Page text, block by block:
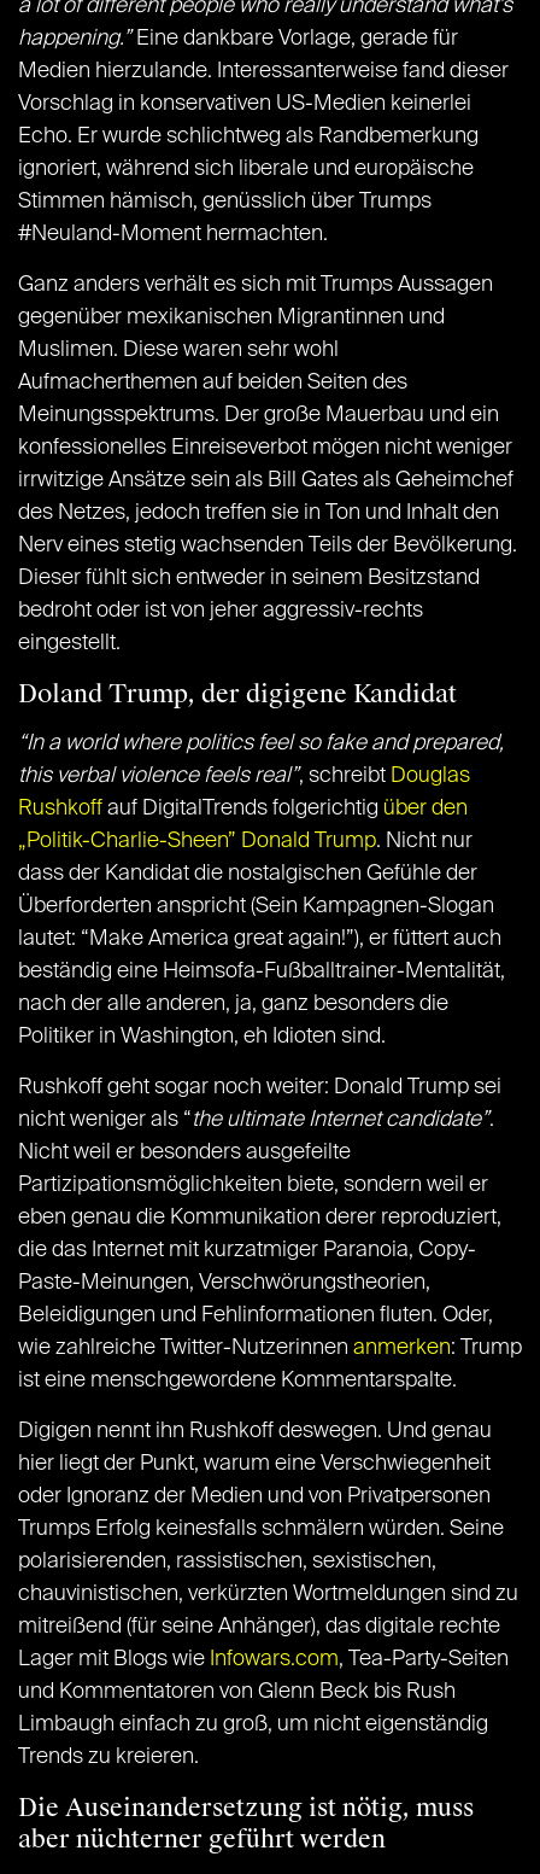
a lot of different people who really understand what’s
happening.”Eine dankbare Vorlage, gerade für
Medien hierzulande. Interessanterweise fand dieser
Vorschlag in konservativen US-Medien keinerlei
Echo. Er wurde schlichtweg als Randbemerkung
ignoriert, während sich liberale und europäische
Stimmen hämisch, genüsslich über Trumps
#Neuland-Moment hermachten.
Ganz anders verhält es sich mit Trumps Aussagen
gegenüber mexikanischen Migrantinnen und
Muslimen. Diese waren sehr wohl
Aufmacherthemen auf beiden Seiten des
Meinungsspektrums. Der große Mauerbau und ein
konfessionelles Einreiseverbot mögen nicht weniger
irrwitzige Ansätze sein als Bill Gates als Geheimchef
des Netzes, jedoch treffen sie in Ton und Inhalt den
Nerv eines stetig wachsenden Teils der Bevölkerung.
Dieser fühlt sich entweder in seinem Besitzstand
bedroht oder ist von jeher aggressiv-rechts
eingestellt.
Doland Trump, der digigene Kandidat
“In a world where politics feel so fake and prepared,
this verbal violence feels real”, schreibt Douglas
Rushkoff auf DigitalTrends folgerichtig über den
„Politik-Charlie-Sheen” Donald Trump. Nicht nur
dass der Kandidat die nostalgischen Gefühle der
Überforderten anspricht (Sein Kampagnen-Slogan
lautet: “Make America great again!”), er füttert auch
beständig eine Heimsofa-Fußballtrainer-Mentalität,
nach der alle anderen, ja, ganz besonders die
Politiker in Washington, eh Idioten sind.
Rushkoff geht sogar noch weiter: Donald Trump sei
nicht weniger als “the ultimate Internet candidate”.
Nicht weil er besonders ausgefeilte
Partizipationsmöglichkeiten biete, sondern weil er
eben genau die Kommunikation derer reproduziert,
die das Internet mit kurzatmiger Paranoia, Copy-
Paste-Meinungen, Verschwörungstheorien,
Beleidigungen und Fehlinformationen fluten. Oder,
wie zahlreiche Twitter-Nutzerinnen anmerken: Trump
ist eine menschgewordene Kommentarspalte.
Digigen nennt ihn Rushkoff deswegen. Und genau
hier liegt der Punkt, warum eine Verschwiegenheit
oder Ignoranz der Medien und von Privatpersonen
Trumps Erfolg keinesfalls schmälern würden. Seine
polarisierenden, rassistischen, sexistischen,
chauvinistischen, verkürzten Wortmeldungen sind zu
mitreißend (für seine Anhänger), das digitale rechte
Lager mit Blogs wie Infowars.com, Tea-Party-Seiten
und Kommentatoren von Glenn Beck bis Rush
Limbaugh einfach zu groß, um nicht eigenständig
Trends zu kreieren.
Die Auseinandersetzung ist nötig, muss
aber nüchterner geführt werden